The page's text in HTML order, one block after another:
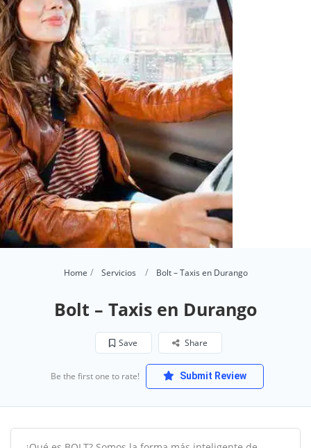
Home Servicios Bolt – Taxis en Durango
Bolt – Taxis en Durango
Save Share
Be the first one to rate! Submit Review